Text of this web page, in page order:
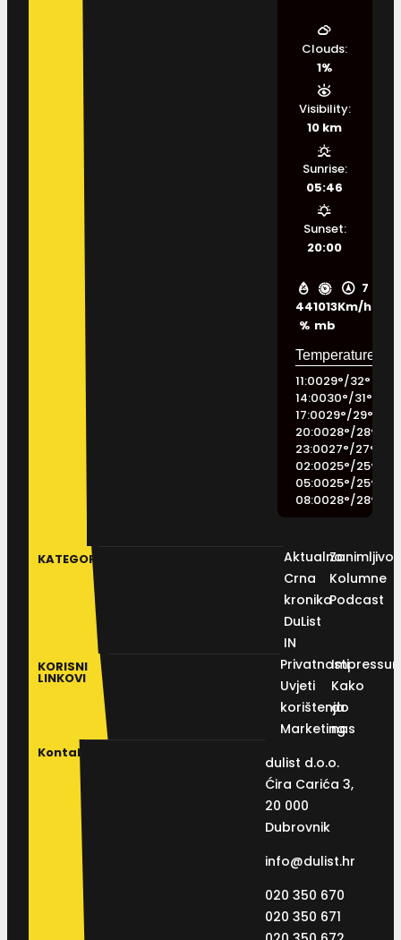
44
%
1013
mb
7
Km/h
Clouds:
1%
Visibility:
10 km
Sunrise:
05:46
Sunset:
20:00
11:0029°/32°
14:0030°/31°
17:0029°/29°
20:0028°/28°
23:0027°/27°
02:0025°/25°
05:0025°/25°
08:0028°/28°
KATEGORIJE
Aktualno
Crna
kronika
DuList
IN
Kolumne
Podcast
KORISNI
LINKOVI
Privatnosti
Uvjeti
korištenja
Marketing
Kako
do
nas
Kontakt
dulist d.o.o.
Ćira Carića 3,
20 000
Dubrovnik
info@dulist.hr
020 350 670
020 350 671